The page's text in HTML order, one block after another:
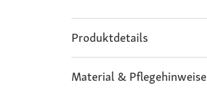
Produktdetails
Material & Pflegehinweise